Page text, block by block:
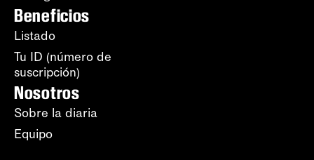
Beneficios
Listado
Tu ID (número de
suscripción)
Nosotros
Sobre la diaria
Equipo